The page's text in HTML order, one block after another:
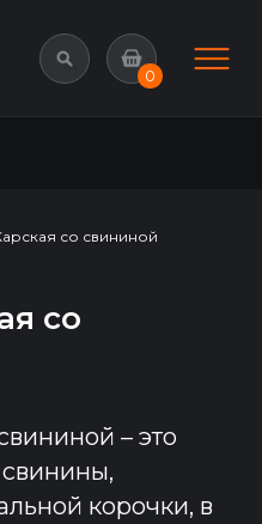
со свининой
со
– это
корочки, в